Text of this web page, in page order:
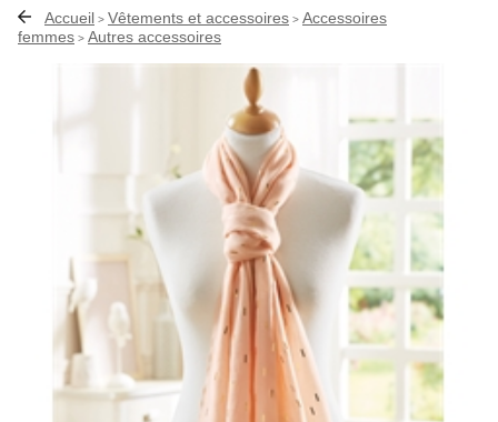
Accueil > Vêtements et accessoires > Accessoires
femmes > Autres accessoires